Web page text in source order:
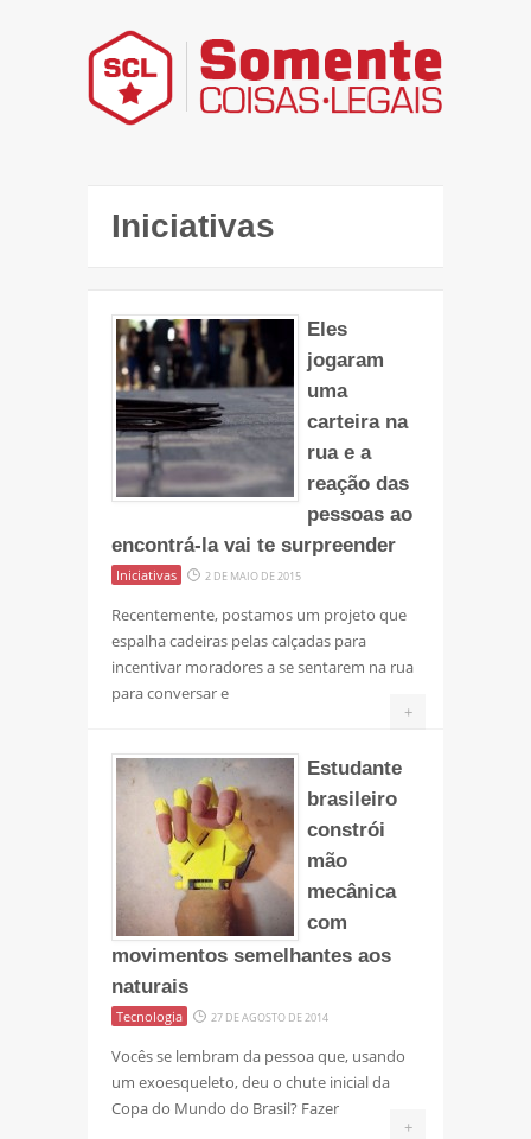
Iniciativas
Eles
jogaram
uma
carteira na
rua e a
reação das
pessoas ao
encontrá-la vai te surpreender
Iniciativas 2 DE MAIO DE 2015
Recentemente, postamos um projeto que
espalha cadeiras pelas calçadas para
incentivar moradores a se sentarem na rua
para conversar e
+
Estudante
brasileiro
constrói
mão
mecânica
com
movimentos semelhantes aos
naturais
Tecnologia 27 DE AGOSTO DE 2014
Vocês se lembram da pessoa que, usando
um exoesqueleto, deu o chute inicial da
Copa do Mundo do Brasil? Fazer
+